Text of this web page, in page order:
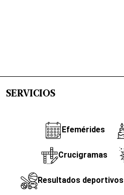
SERVICIOS
Efemérides
Crucigramas
Resultados deportivos